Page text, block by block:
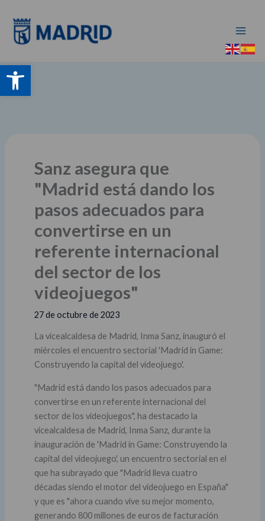
Abrir barra de herramientas
contenido
Sanz asegura que
"Madrid está dando los
pasos adecuados para
convertirse en un
referente internacional
del sector de los
videojuegos"
27 de octubre de 2023
La vicealcaldesa de Madrid, Inma Sanz, inauguró el
miércoles el encuentro sectorial 'Madrid in Game:
Construyendo la capital del videojuego'.
"Madrid está dando los pasos adecuados para
convertirse en un referente internacional del
sector de los videojuegos", ha destacado la
vicealcaldesa de Madrid, Inma Sanz, durante la
inauguración de 'Madrid in Game: Construyendo la
capital del videojuego', un encuentro sectorial en el
que ha subrayado que "Madrid lleva cuatro
décadas siendo el motor del videojuego en España"
y que es "ahora cuando vive su mejor momento,
generando 800 millones de euros de facturación